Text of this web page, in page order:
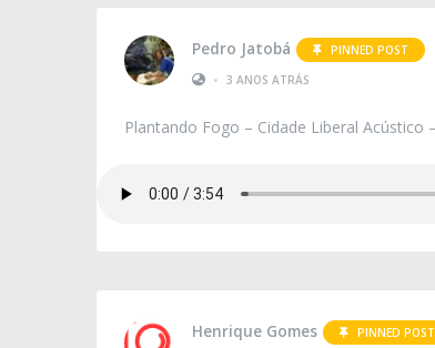
Pedro Jatobá PINNED POST
• 3 ANOS ATRÁS
Plantando Fogo – Cidade Liberal Acústico
Henrique Gomes PINNED POST